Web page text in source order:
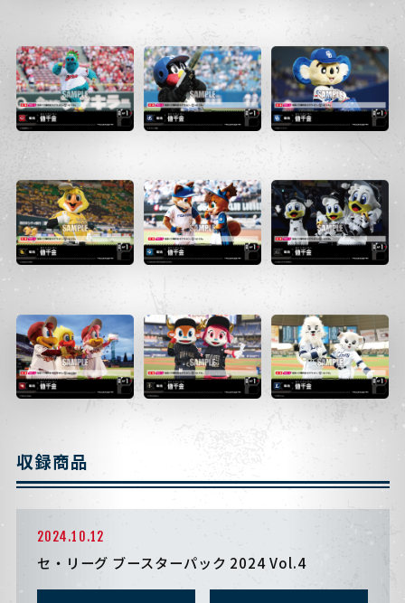
収録商品
2024.10.12
セ・リーグ ブースターパック 2024 Vol.4